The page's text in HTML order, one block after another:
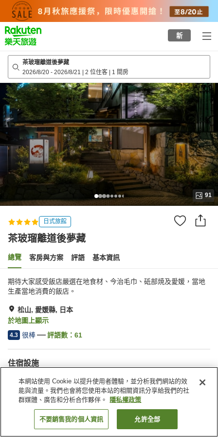
top
page
新
茶玻瑠離道後夢藏
2026/8/20 - 2026/8/21 | 2 位住客 | 1 間房
91
日式旅館
茶玻瑠離道後夢藏
總覽 客房與方案 評語 基本資訊
期待大家感受飯店嚴選在地食材、今治毛巾、砥部焼及愛媛，當地
生產當地消費的飯店。
松山, 愛媛縣, 日本
於地圖上顯示
4.3 很棒 評語數： 61
住宿設施
宅配服務
特殊（過敏）飲食需求
收費停車場
找客房
本網站使用 Cookie 以提升使用者體驗，並分析我們網站的效
能與流量。我們也會將您使用本站的相關資訊分享給我們的社
群媒體、廣告和分析合作夥伴。
隱私權政策
不要銷售我的個人資訊 允許全部